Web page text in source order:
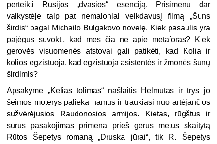
perteikti Rusijos „dvasios“ esenciją. Prisimenu dar
vaikystėje taip pat nemaloniai veikdavusį filmą „Šuns
širdis“ pagal Michailo Bulgakovo novelę. Kiek pasaulis yra
pajėgus suvokti, kad mes čia ne apie metaforas? Kiek
gerovės visuomenės atstovai gali patikėti, kad Kolia ir
kolios egzistuoja, kad egzistuoja asistentės ir žmonės šunų
širdimis?
Apsakyme „Kelias tolimas“ našlaitis Helmutas ir trys jo
šeimos moterys palieka namus ir traukiasi nuo artėjančios
sužvėrėjusios Raudonosios armijos. Kietas, rūgštus ir
sūrus pasakojimas primena prieš gerus metus skaitytą
Rūtos Šepetys romaną „Druska jūrai“, tik R. Šepetys